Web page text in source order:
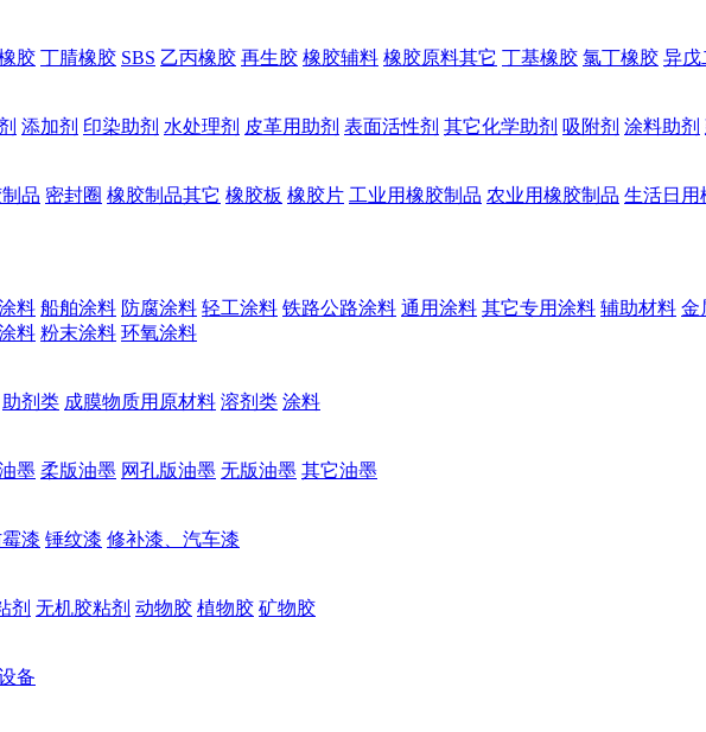
胶 丁腈橡胶 SBS 乙丙橡胶 再生胶 橡胶辅料 橡胶原料其它 丁基橡胶 氯丁橡胶 异戊
添加剂 印染助剂 水处理剂 皮革用助剂 表面活性剂 其它化学助剂 吸附剂 涂料助剂
品 密封圈 橡胶制品其它 橡胶板 橡胶片 工业用橡胶制品 农业用橡胶制品 生活日用
料 船舶涂料 防腐涂料 轻工涂料 铁路公路涂料 通用涂料 其它专用涂料 辅助材料 金
料 粉末涂料 环氧涂料
助剂类 成膜物质用原材料 溶剂类 涂料
墨 柔版油墨 网孔版油墨 无版油墨 其它油墨
霉漆 锤纹漆 修补漆、汽车漆
剂 无机胶粘剂 动物胶 植物胶 矿物胶
备